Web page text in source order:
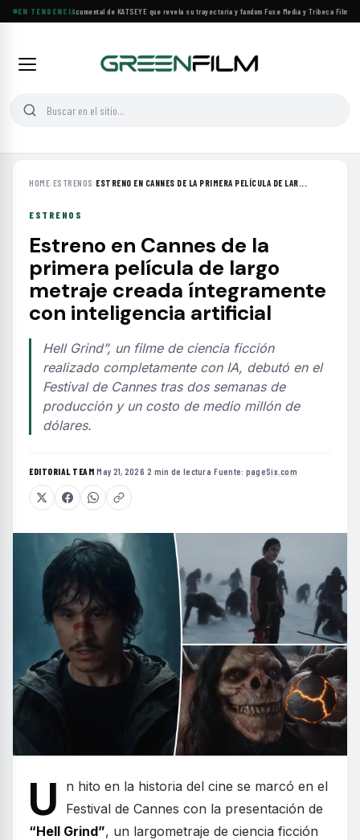
EN TENDENCIA
Llega a cines el documental de KATSEYE que revela su trayectoria y fandom·Fuse Media y Tribeca Films
HOME›ESTRENOS ›ESTRENO EN CANNES DE LA PRIMERA PELÍCULA DE LAR...
ESTRENOS
Estreno en Cannes de la
primera película de largo
metraje creada íntegramente
con inteligencia artificial
Hell Grind”, un filme de ciencia ficción
realizado completamente con IA, debutó en el
Festival de Cannes tras dos semanas de
producción y un costo de medio millón de
dólares.
EDITORIAL TEAM·May 21, 2026·2 min de lectura·Fuente: pageSix.com
U
n hito en la historia del cine se marcó en el
Festival de Cannes con la presentación de
“Hell Grind”, un largometraje de ciencia ficción